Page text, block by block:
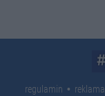
regulamin reklama